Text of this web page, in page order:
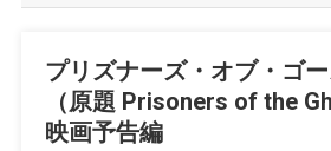
プリズナーズ・オブ・ゴ
（原題 Prisoners of the
映画予告編